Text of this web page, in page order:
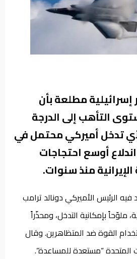
إسرائيلية مطلعة بأن
التأهب إلى الدرجة
تدخل أميركي محتمل في
اندلاع أوسع احتجاجات
منذ سنوات.
الرئيس الأميركي دونالد ترامب
ملوّحاً بإمكانية التدخل، ومحذّراً
القوة ضد المتظاهرين. وقال
المتحدة “مستعدة للمساعدة”.